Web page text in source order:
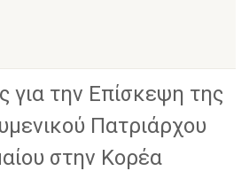
για την Επίσκεψη της
Πατριάρχου
στην Κορέα